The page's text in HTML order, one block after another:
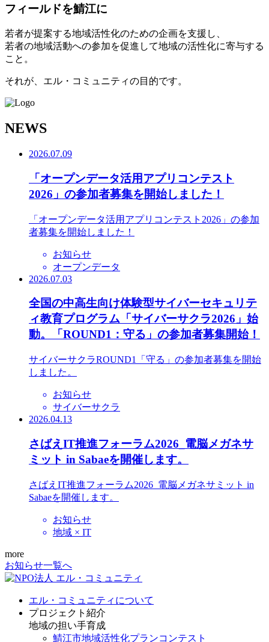
フィールドを鯖江に
若者が提案する地域活性化のための企画を支援し、
若者の地域活動への参加を促進して地域の活性化に寄与する
こと。
それが、エル・コミュニティの目的です。
NEWS
2026.07.09
「オープンデータ活用アプリコンテスト
2026」の参加者募集を開始しました！
「オープンデータ活用アプリコンテスト2026」の参加
者募集を開始しました！
お知らせ
オープンデータ
2026.07.03
全国の中高生向け体験型サイバーセキュリテ
ィ教育プログラム「サイバーサクラ2026」始
動。「ROUND1：守る」の参加者募集開始！
サイバーサクラROUND1「守る」の参加者募集を開始
しました。
お知らせ
サイバーサクラ
2026.04.13
さばえIT推進フォーラム2026_電脳メガネサ
ミット in Sabaeを開催します。
さばえIT推進フォーラム2026_電脳メガネサミット in
Sabaeを開催します。
お知らせ
地域 × IT
more
お知らせ一覧へ
エル・コミュニティについて
プロジェクト紹介
地域の担い手育成
鯖江市地域活性化プランコンテスト